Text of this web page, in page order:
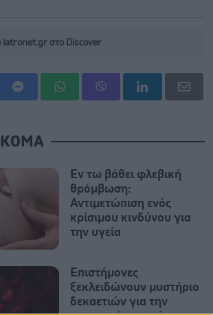
iatronet.gr στο Discover
Εν τω βάθει φλεβική
θρόμβωση:
Αντιμετώπιση ενός
κρίσιμου κινδύνου για
την υγεία
Επιστήμονες
ξεκλειδώνουν μυστήριο
δεκαετιών για την